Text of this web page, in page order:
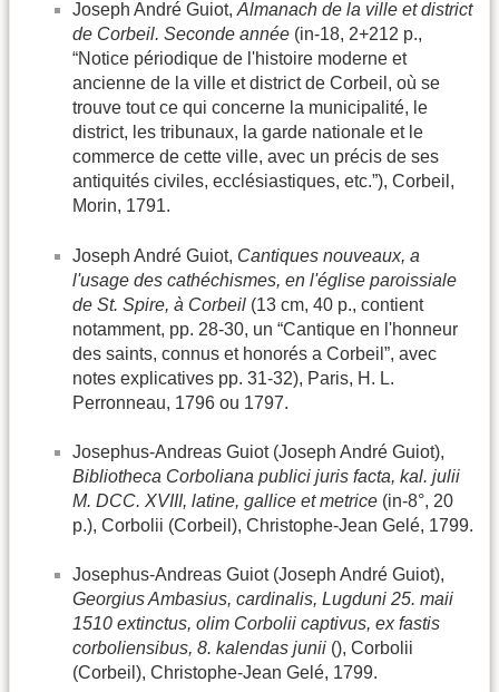
Joseph André Guiot, Almanach de la ville et district
de Corbeil. Seconde année (in-18, 2+212 p.,
“Notice périodique de l'histoire moderne et
ancienne de la ville et district de Corbeil, où se
trouve tout ce qui concerne la municipalité, le
district, les tribunaux, la garde nationale et le
commerce de cette ville, avec un précis de ses
antiquités civiles, ecclésiastiques, etc.”), Corbeil,
Morin, 1791.
Joseph André Guiot, Cantiques nouveaux, a
l'usage des cathéchismes, en l'église paroissiale
de St. Spire, à Corbeil (13 cm, 40 p., contient
notamment, pp. 28-30, un “Cantique en l'honneur
des saints, connus et honorés a Corbeil”, avec
notes explicatives pp. 31-32), Paris, H. L.
Perronneau, 1796 ou 1797.
Josephus-Andreas Guiot (Joseph André Guiot),
Bibliotheca Corboliana publici juris facta, kal. julii
M. DCC. XVIII, latine, gallice et metrice (in-8°, 20
p.), Corbolii (Corbeil), Christophe-Jean Gelé, 1799.
Josephus-Andreas Guiot (Joseph André Guiot),
Georgius Ambasius, cardinalis, Lugduni 25. maii
1510 extinctus, olim Corbolii captivus, ex fastis
corboliensibus, 8. kalendas junii (), Corbolii
(Corbeil), Christophe-Jean Gelé, 1799.